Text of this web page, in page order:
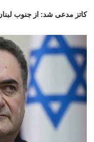
کاتز مدعی شد: از جنوب